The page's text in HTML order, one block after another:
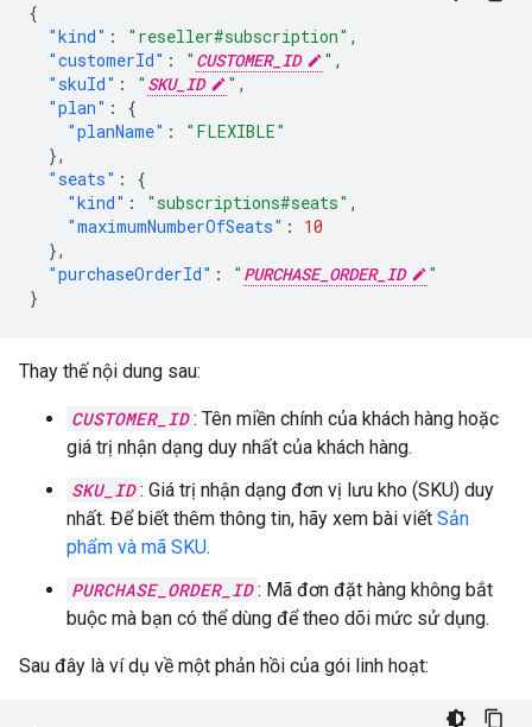
{
"kind" : "reseller#subscription" ,
"customerId" : " CUSTOMER_ID " ,
"skuId" : " SKU_ID " ,
"plan" :
{
"planName" :
"FLEXIBLE"
},
"seats" :
{
"kind" : "subscriptions#seats" ,
"maximumNumberOfSeats" :
10
},
"purchaseOrderId" : " PURCHASE_ORDER_ID
"
}
Thay thế nội dung sau:
CUSTOMER_ID : Tên miền chính của khách hàng hoặc
giá trị nhận dạng duy nhất của khách hàng.
SKU_ID : Giá trị nhận dạng đơn vị lưu kho (SKU) duy
nhất. Để biết thêm thông tin, hãy xem bài viết Sản
phẩm và mã SKU.
PURCHASE_ORDER_ID : Mã đơn đặt hàng không bắt
buộc mà bạn có thể dùng để theo dõi mức sử dụng.
Sau đây là ví dụ về một phản hồi của gói linh hoạt: